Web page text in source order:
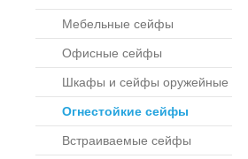
Мебельные сейфы
Офисные сейфы
Шкафы и сейфы оружейные
Огнестойкие сейфы
Встраиваемые сейфы